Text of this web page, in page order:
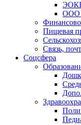
ЭОКБ
ООО
Пищевая
Связь,
Соцсфера